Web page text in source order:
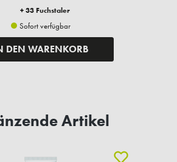
+ 33 Fuchstaler
Sofort verfügbar
DEN WARENKORB
Artikel